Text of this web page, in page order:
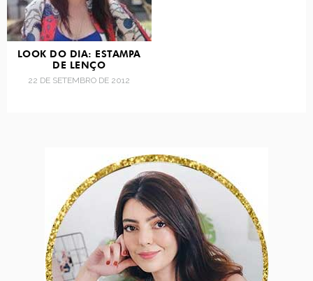
LOOK DO DIA: ESTAMPA
DE LENÇO
22 DE SETEMBRO DE 2012